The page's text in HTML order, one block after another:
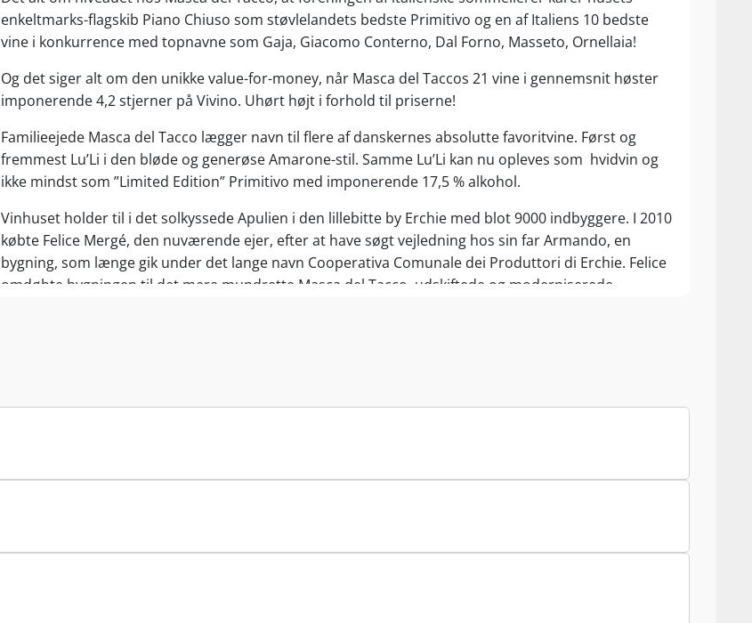
enkeltmarks-flagskib Piano Chiuso som støvlelandets bedste Primitivo og en af Italiens 10 bedste
vine i konkurrence med topnavne som Gaja, Giacomo Conterno, Dal Forno, Masseto, Ornellaia!
Og det siger alt om den unikke value-for-money, når Masca del Taccos 21 vine i gennemsnit høster
imponerende 4,2 stjerner på Vivino. Uhørt højt i forhold til priserne!
Familieejede Masca del Tacco lægger navn til flere af danskernes absolutte favoritvine. Først og
fremmest Lu’Li i den bløde og generøse Amarone-stil. Samme Lu’Li kan nu opleves som hvidvin og
ikke mindst som ”Limited Edition” Primitivo med imponerende 17,5 % alkohol.
Vinhuset holder til i det solkyssede Apulien i den lillebitte by Erchie med blot 9000 indbyggere. I 2010
købte Felice Mergé, den nuværende ejer, efter at have søgt vejledning hos sin far Armando, en
bygning, som længe gik under det lange navn Cooperativa Comunale dei Produttori di Erchie. Felice
omdøbte bygningen til det mere mundrette Masca del Tacco, udskiftede og moderniserede